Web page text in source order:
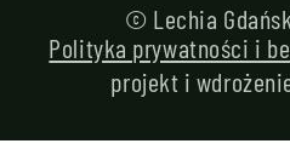
© Lechia
Polityka prywatności i
projekt i